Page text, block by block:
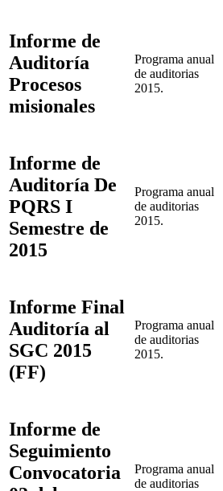
Informe de
Auditoría
Procesos
misionales
Programa anual
de auditorias
2015.
Informe de
Auditoría De
PQRS I
Semestre de
2015
Programa anual
de auditorias
2015.
Informe Final
Auditoría al
SGC 2015
(FF)
Programa anual
de auditorias
2015.
Informe de
Seguimiento
Convocatoria
Programa anual
de auditorias